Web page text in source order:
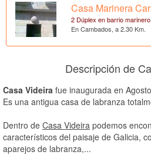
Casa Marinera
2 Dúplex en barrio marinero
En Cambados, a 2.30 Km.
Descripción de
Casa Videira fue inaugurada en
Es una antigua casa de labranza
Dentro de Casa Videira podemos
característicos del paisaje de Galicia,
aparejos de labranza,...